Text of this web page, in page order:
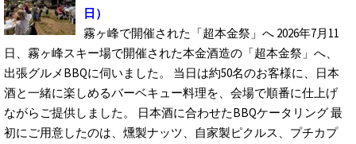
日）
霧ヶ峰で開催された「超本金祭」へ 2026年7月11
日、霧ヶ峰スキー場で開催された本金酒造の「超本金祭」へ、
出張グルメBBQに伺いました。 当日は約50名のお客様に、日本
酒と一緒に楽しめるバーベキュー料理を、会場で順番に仕上げ
ながらご提供しました。 日本酒に合わせたBBQケータリング 最
初にご用意したのは、燻製ナッツ、自家製ピクルス、プチカプ